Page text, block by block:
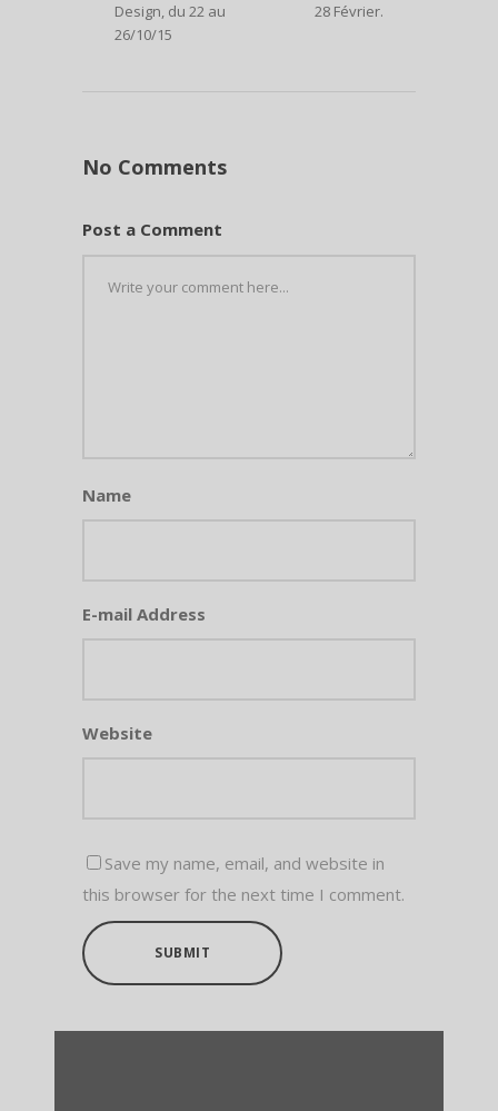
Design, du 22 au
26/10/15
28 Février.
No Comments
Post a Comment
Name
E-mail Address
Website
Save my name, email, and website in
this browser for the next time I comment.
SUBMIT